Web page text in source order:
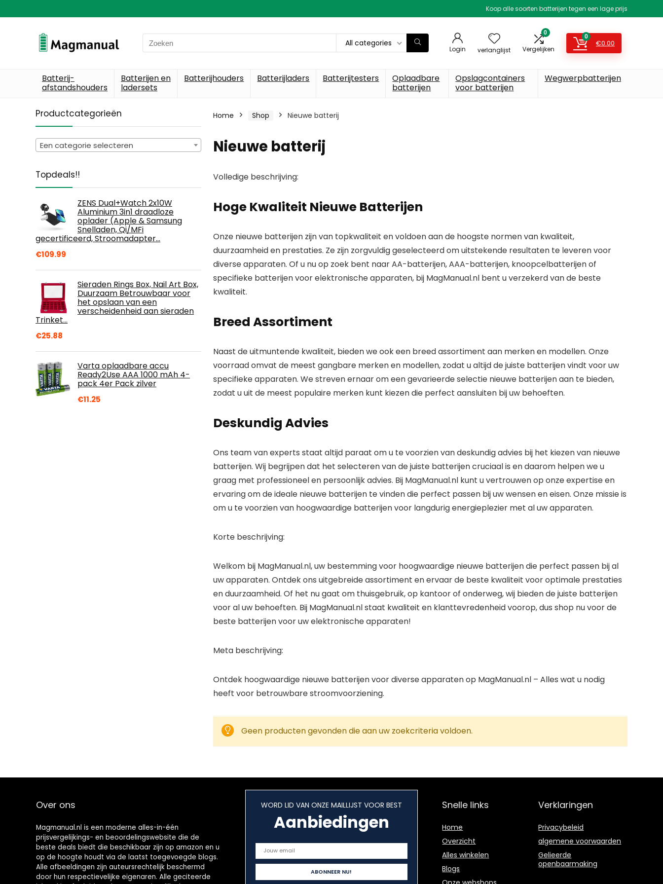
Koop alle soorten batterijen tegen een lage prijs
Search
for:
All categories
Login verlanglijst
0
Vergelijken
0
€0.00
Batterij-
afstandshouders
Batterijen en
ladersets
Batterijhouders Batterijladers Batterijtesters
Oplaadbare
batterijen
Opslagcontainers
voor batterijen
Wegwerpbatterijen
Productcategorieën
Een categorie selecteren
Topdeals!!
ZENS Dual+Watch 2x10W
Aluminium 3in1 draadloze
oplader (Apple & Samsung
Snelladen, Qi/MFi
gecertificeerd, Stroomadapter…
€109.99
Sieraden Rings Box, Nail Art Box,
Duurzaam Betrouwbaar voor
het opslaan van een
verscheidenheid aan sieraden
Trinket…
€25.88
Varta oplaadbare accu
Ready2Use AAA 1000 mAh 4-
pack 4er Pack zilver
€11.25
Home Shop Nieuwe batterij
Nieuwe batterij
Volledige beschrijving:
Hoge Kwaliteit Nieuwe Batterijen
Onze nieuwe batterijen zijn van topkwaliteit en voldoen aan de hoogste normen van kwaliteit,
duurzaamheiden prestaties. Ze zijn zorgvuldig geselecteerd om uitstekende resultaten te leveren voor
diverse apparaten. Of u nu op zoek bent naar AA-batterijen, AAA-batterijen, knoopcelbatterijen of
specifieke batterijen voor elektronische apparaten, bij MagManual.nl bent u verzekerd van de beste
kwaliteit.
Breed Assortiment
Naast de uitmuntende kwaliteit, bieden we ook een breed assortiment aan merken en modellen. Onze
voorraad omvat de meest gangbare merken en modellen, zodat u altijd de juiste batterijen vindt voor uw
specifieke apparaten. We streven ernaar om een gevarieerde selectie nieuwe batterijen aan te bieden,
zodat u uit de meest populaire merken kunt kiezen die perfect aansluiten bij uw behoeften.
Deskundig Advies
Ons team van experts staat altijd paraat om u te voorzien vandeskundig advies bij het kiezen van nieuwe
batterijen. Wij begrijpen dat het selecteren van de juiste batterijen cruciaal is en daarom helpen we u
graag met professioneel en persoonlijk advies. Bij MagManual.nl kunt u vertrouwen op onze expertise en
ervaring om de ideale nieuwe batterijen te vinden die perfect passen bij uw wensen en eisen. Onze missie is
om u te voorzien van hoogwaardige batterijen voor langdurig energieplezier met al uw apparaten.
Korte beschrijving:
Welkom bij MagManual.nl, uw bestemming voor hoogwaardige nieuwe batterijen die perfect passen bij al
uw apparaten. Ontdek ons uitgebreide assortiment en ervaar de beste kwaliteit voor optimale prestaties
en duurzaamheid. Of het nu gaat om thuisgebruik, op kantoor of onderweg, wij bieden de juiste batterijen
voor al uw behoeften. Bij MagManual.nl staat kwaliteit en klanttevredenheid voorop, dus shop nu voor de
beste batterijen voor uw elektronische apparaten!
Meta beschrijving:
Ontdek hoogwaardige nieuwe batterijen voor diverse apparaten op MagManual.nl – Alles wat u nodig
heeft voor betrouwbare stroomvoorziening.
Geen producten gevonden die aan uw zoekcriteria voldoen.
Over ons
Magmanual.nl is een moderne alles-in-één
prijsvergelijkings- en beoordelingswebsite die de
beste deals biedt die beschikbaar zijn op amazon en u
op de hoogte houdt via de laatst toegevoegde blogs.
Alle afbeeldingen zijn auteursrechtelijk beschermd
door hun respectievelijke eigenaren. Alle geciteerde
WORD LID VAN ONZE MAILLIJST VOOR BEST
Aanbiedingen
Snelle links
Home
Overzicht
Alles winkelen
Blogs
Verklaringen
Privacybeleid
algemene voorwaarden
Gelieerde
openbaarmaking